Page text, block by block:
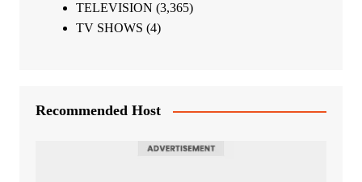
TELEVISION (3,365)
TV SHOWS (4)
Recommended Host